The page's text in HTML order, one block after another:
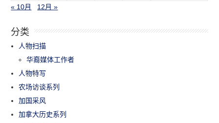
« 10月
12月 »
分类
人物扫描
华裔媒体工作者
人物特写
农场访谈系列
加国采风
加拿大历史系列